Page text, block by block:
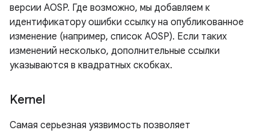
версии AOSP. Где возможно, мы добавляем к
идентификатору ошибки ссылку на опубликованное
изменение (например, список AOSP). Если таких
изменений несколько, дополнительные ссылки
указываются в квадратных скобках.
Kernel
Самая серьезная уязвимость позволяет